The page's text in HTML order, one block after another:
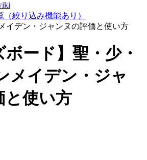
絞り込み機能あり）
イデン・ジャンヌの評価と使い方
ボード】聖・少・
メイデン・ジャ
と使い方